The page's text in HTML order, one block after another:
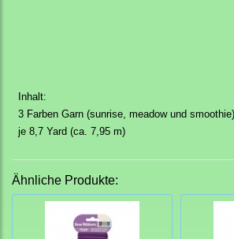
Inhalt:
3 Farben Garn (sunrise, meadow und smoothie)
je 8,7 Yard (ca. 7,95 m)
Ähnliche Produkte: